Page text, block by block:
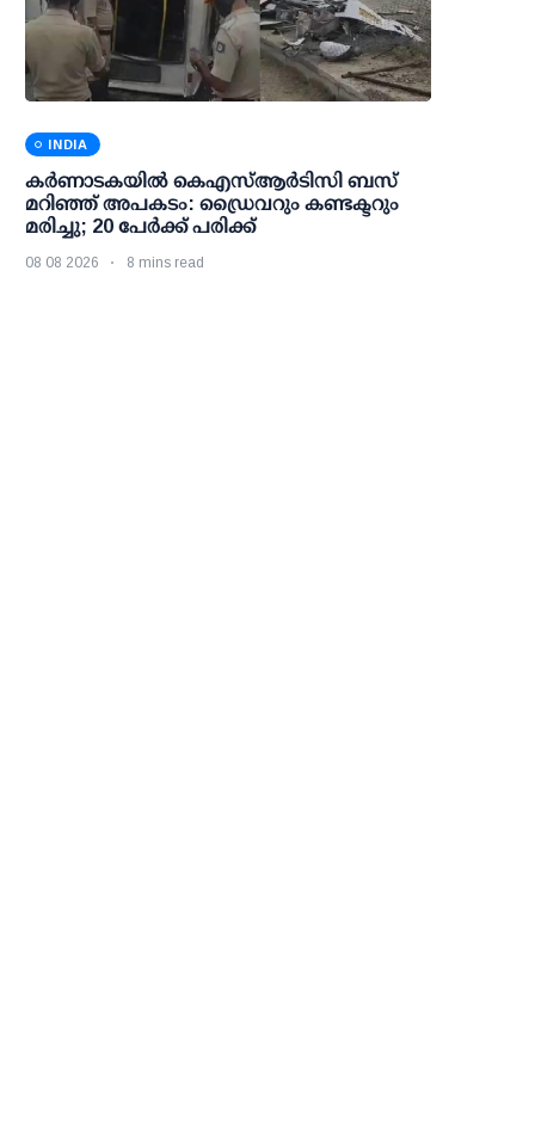
INDIA
കര്‍ണാടകയില്‍ കെഎസ്ആര്‍ടിസി ബസ്
മറിഞ്ഞ് അപകടം: ഡ്രൈവറും കണ്ടക്ടറും
മരിച്ചു; 20 പേര്‍ക്ക് പരിക്ക്
08 08 2026 8 mins read